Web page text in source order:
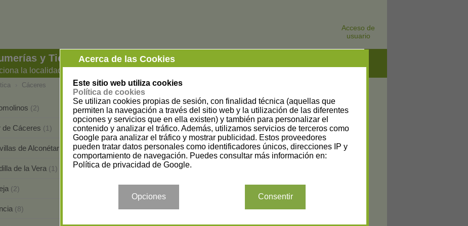
Acceso de
usuario
y Tiendas de Cosmética en Cáceres
la localidad
Acerca de las Cookies
Este sitio web utiliza cookies
Política de cookies
Se utilizan cookies propias de sesión, con finalidad técnica (aquellas que
permiten la navegación a través del sitio web y la utilización de las diferentes
opciones y servicios que en ella existen) y también para personalizar el
contenido y analizar el tráfico. Además, utilizamos servicios de terceros como
Google para analizar el tráfico y mostrar publicidad. Estos proveedores
pueden tratar datos personales como identificadores únicos, direcciones IP y
comportamiento de navegación. Puedes consultar más información en:
Política de privacidad de Google.
Opciones Consentir
Cáceres
(2) Cáceres(19)
de Cáceres (1) Coria (1)
de Alconétar Jaraíz de la Vera(2)
de la Vera (1) Majadas (1)
(2)
(8) Saucedilla(1)